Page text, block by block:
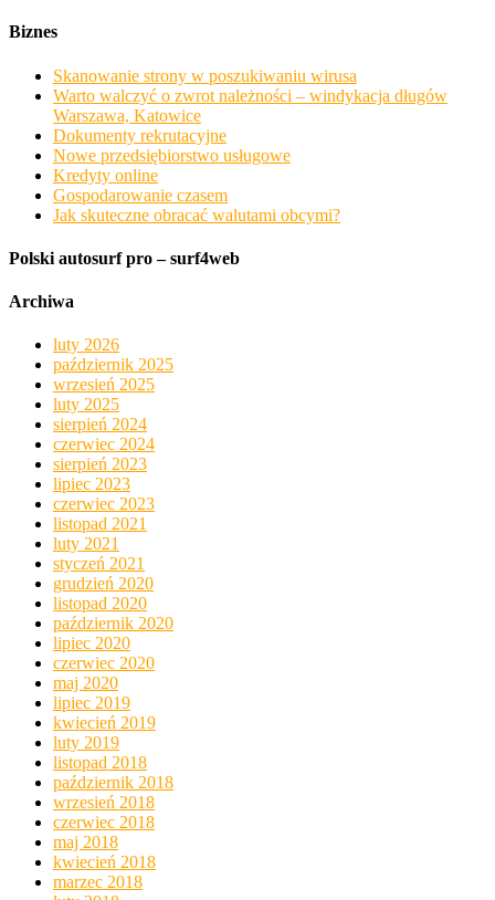
Biznes
Skanowanie strony w poszukiwaniu wirusa
Warto walczyć o zwrot należności – windykacja długów
Warszawa, Katowice
Dokumenty rekrutacyjne
Nowe przedsiębiorstwo usługowe
Kredyty online
Gospodarowanie czasem
Jak skuteczne obracać walutami obcymi?
Polski autosurf pro – surf4web
Archiwa
luty 2026
październik 2025
wrzesień 2025
luty 2025
sierpień 2024
czerwiec 2024
sierpień 2023
lipiec 2023
czerwiec 2023
listopad 2021
luty 2021
styczeń 2021
grudzień 2020
listopad 2020
październik 2020
lipiec 2020
czerwiec 2020
maj 2020
lipiec 2019
kwiecień 2019
luty 2019
listopad 2018
październik 2018
wrzesień 2018
czerwiec 2018
maj 2018
kwiecień 2018
marzec 2018